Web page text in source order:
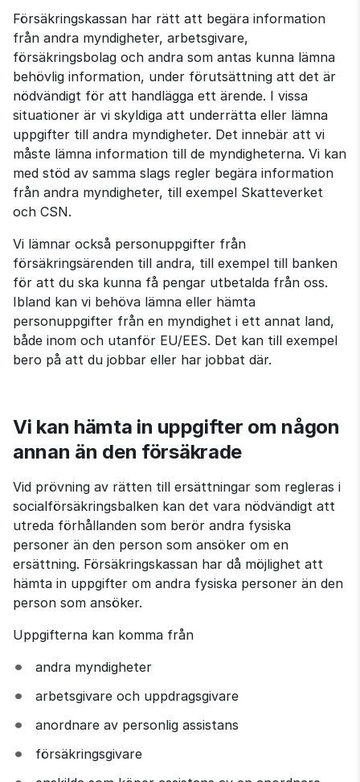
Försäkringskassan har rätt att begära information
från andra myndigheter, arbetsgivare,
försäkringsbolag och andra som antas kunna lämna
behövlig information, under förutsättning att det är
nödvändigt för att handlägga ett ärende. I vissa
situationer är vi skyldiga att underrätta eller lämna
uppgifter till andra myndigheter. Det innebär att vi
måste lämna information till de myndigheterna. Vi kan
med stöd av samma slags regler begära information
från andra myndigheter, till exempel Skatteverket
och CSN.
Vi lämnar också personuppgifter från
försäkringsärenden till andra, till exempel till banken
för att du ska kunna få pengar utbetalda från oss.
Ibland kan vi behöva lämna eller hämta
personuppgifter från en myndighet i ett annat land,
både inom och utanför EU/EES. Det kan till exempel
bero på att du jobbar eller har jobbat där.
Vi kan hämta in uppgifter om någon
annan än den försäkrade
Vid prövning av rätten till ersättningar som regleras i
socialförsäkringsbalken kan det vara nödvändigt att
utreda förhållanden som berör andra fysiska
personer än den person som ansöker om en
ersättning. Försäkringskassan har då möjlighet att
hämta in uppgifter om andra fysiska personer än den
person som ansöker.
Uppgifterna kan komma från
andra myndigheter
arbetsgivare och uppdragsgivare
anordnare av personlig assistans
försäkringsgivare